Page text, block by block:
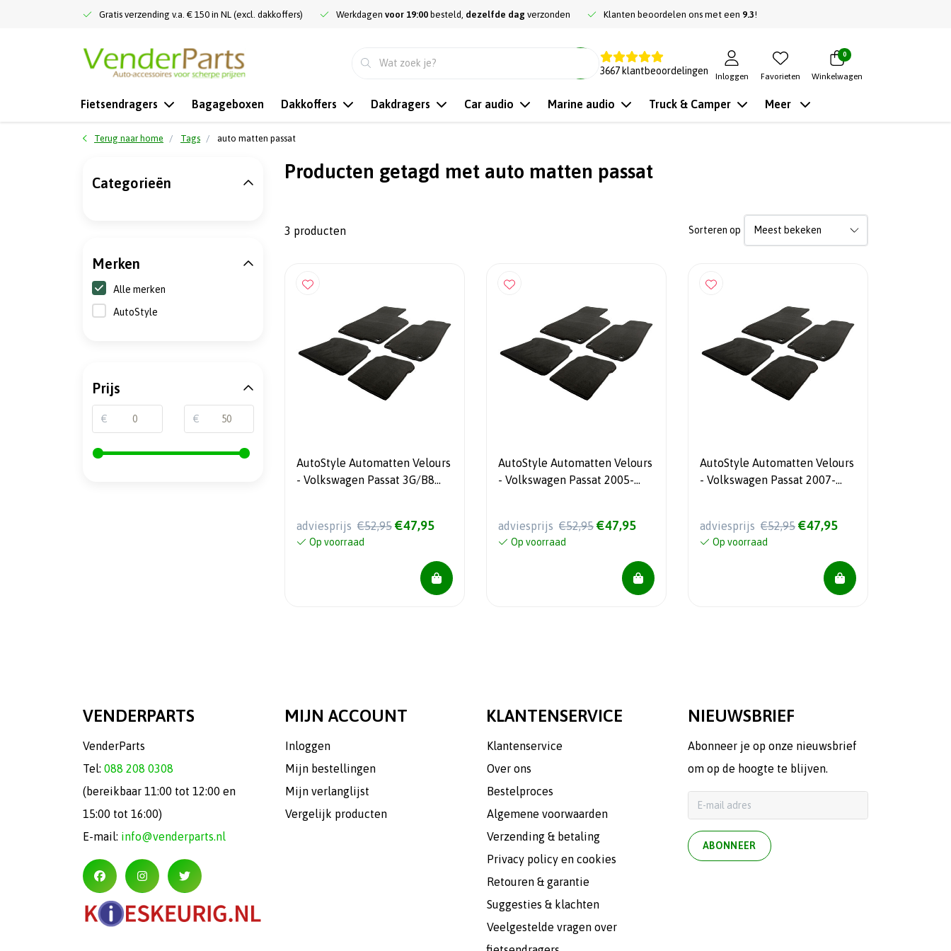
Gratis verzending v.a. € 150 in NL (excl. dakkoffers) Werkdagen voor 19:00 besteld, dezelfde dag verzonden Klanten beoordelen ons met een 9.3!
3667 klantbeoordelingen
Inloggen Favorieten
0
Winkelwagen
Fietsendragers Bagageboxen Dakkoffers Dakdragers Car audio Marine audio Truck & Camper Meer
Terug naar home Tags auto matten passat
Producten getagd met auto matten passat
3 producten Sorteren op
AutoStyle Automatten Velours
- Volkswagen Passat 3G/B8
adviesprijs €52,95 €47,95
Op voorraad
AutoStyle Automatten Velours
- Volkswagen Passat 2005-
adviesprijs €52,95 €47,95
Op voorraad
AutoStyle Automatten Velours
- Volkswagen Passat 2007-
adviesprijs €52,95 €47,95
Op voorraad
Categorieën
Merken
Alle merken
AutoStyle
Prijs
€ €
VENDERPARTS
VenderParts
Tel: 088 208 0308
(bereikbaar 11:00 tot 12:00 en
15:00 tot 16:00)
E-mail: info@venderparts.nl
MIJN ACCOUNT
Inloggen
Mijn bestellingen
Mijn verlanglijst
Vergelijk producten
KLANTENSERVICE
Klantenservice
Over ons
Bestelproces
Algemene voorwaarden
Verzending & betaling
Privacy policy en cookies
Retouren & garantie
Suggesties & klachten
Veelgestelde vragen over
NIEUWSBRIEF
Abonneer je op onze nieuwsbrief
om op de hoogte te blijven.
ABONNEER